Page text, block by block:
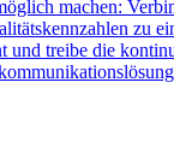
machen:
zu
und treibe die